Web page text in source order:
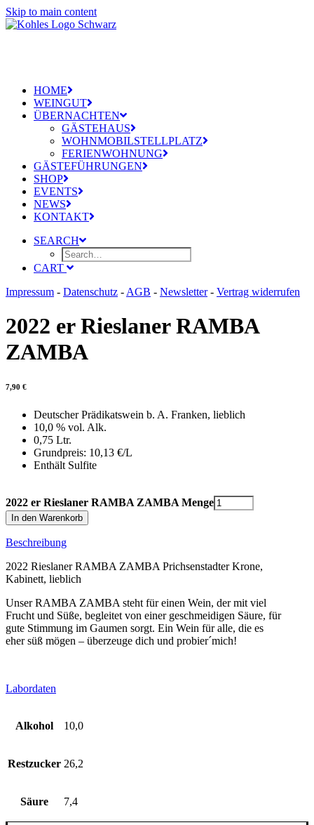
Skip to main content
HOME
WEINGUT
ÜBERNACHTEN
GÄSTEHAUS
WOHNMOBILSTELLPLATZ
FERIENWOHNUNG
GÄSTEFÜHRUNGEN
SHOP
EVENTS
NEWS
KONTAKT
SEARCH
CART
Impressum - Datenschutz - AGB - Newsletter- Vertrag widerrufen
2022 er Rieslaner RAMBA
ZAMBA
7,90 €
Deutscher Prädikatswein b. A. Franken, lieblich
10,0 % vol. Alk.
0,75 Ltr.
Grundpreis: 10,13 €/L
Enthält Sulfite
2022 er Rieslaner RAMBA ZAMBA Menge
In den Warenkorb
Beschreibung
2022 Rieslaner RAMBA ZAMBA Prichsenstadter Krone,
Kabinett, lieblich
Unser RAMBA ZAMBA steht für einen Wein, der mit viel
Frucht und Süße, begleitet von einer geschmeidigen Säure, für
gute Stimmung im Gaumen sorgt. Ein Wein für alle, die es
eher süß mögen – überzeuge dich und probier´mich!
Labordaten
Alkohol 10,0
Restzucker 26,2
Säure 7,4